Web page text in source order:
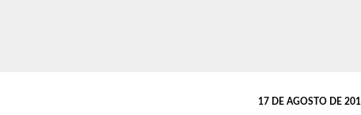
17 DE AGOSTO DE